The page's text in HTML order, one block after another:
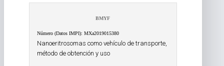
BMYF
Número (Datos IMPI): MXa2019015380
Nanoeritrosomas como vehículo de transporte,
método de obtención y uso